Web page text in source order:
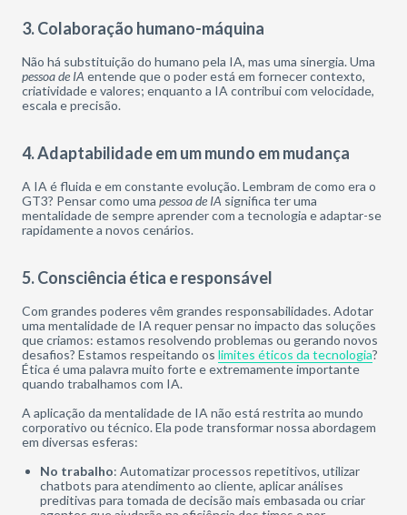
3. Colaboração humano-máquina
Não há substituição do humano pela IA, mas uma sinergia. Uma
pessoa de IA entende que o poder está em fornecer contexto,
criatividade e valores; enquanto a IA contribui com velocidade,
escala e precisão.
4. Adaptabilidade em um mundo em mudança
A IA é fluida e em constante evolução. Lembram de como era o
GT3? Pensar como uma pessoa de IA significa ter uma
mentalidade de sempre aprender com a tecnologia e adaptar-se
rapidamente a novos cenários.
5. Consciência ética e responsável
Com grandes poderes vêm grandes responsabilidades. Adotar
uma mentalidade de IA requer pensar no impacto das soluções
que criamos: estamos resolvendo problemas ou gerando novos
desafios? Estamos respeitando os limites éticos da tecnologia?
Ética é uma palavra muito forte e extremamente importante
quando trabalhamos com IA.
A aplicação da mentalidade de IA não está restrita ao mundo
corporativo ou técnico. Ela pode transformar nossa abordagem
em diversas esferas:
No trabalho: Automatizar processos repetitivos, utilizar
chatbots para atendimento ao cliente, aplicar análises
preditivas para tomada de decisão mais embasada ou criar